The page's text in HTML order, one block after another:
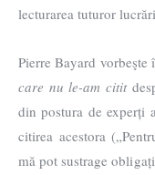
lecturarea tuturor
Pierre Bayard vorbeşte
care nu le-am citit
din postura de experți
citirea acestora
mă pot sustrage